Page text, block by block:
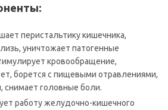
перистальтику кишечника,
уничтожает патогенные
кровообращение,
борется с пищевыми отравлениями,
снимает головные боли.
работу желудочно-кишечного